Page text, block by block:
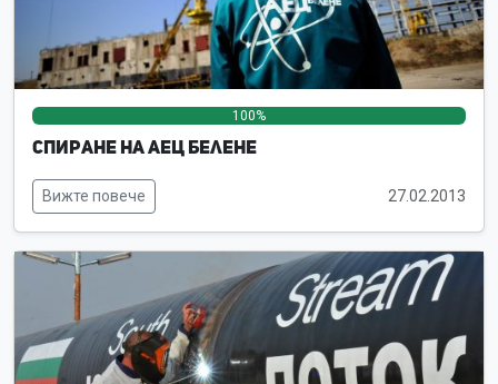
100%
Спиране на АЕЦ Белене
Вижте повече 27.02.2013